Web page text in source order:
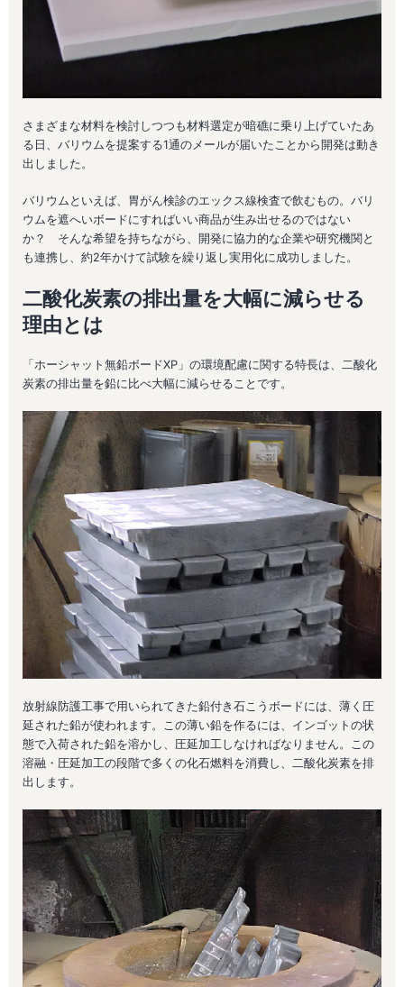
さまざまな材料を検討しつつも材料選定が暗礁に乗り上げていたあ
る日、バリウムを提案する1通のメールが届いたことから開発は動き
出しました。
バリウムといえば、胃がん検診のエックス線検査で飲むもの。バリ
ウムを遮へいボードにすればいい商品が生み出せるのではない
か？ そんな希望を持ちながら、開発に協力的な企業や研究機関と
も連携し、約2年かけて試験を繰り返し実用化に成功しました。
二酸化炭素の排出量を大幅に減らせる
理由とは
「ホーシャット無鉛ボードXP」の環境配慮に関する特長は、二酸化
炭素の排出量を鉛に比べ大幅に減らせることです。
放射線防護工事で用いられてきた鉛付き石こうボードには、薄く圧
延された鉛が使われます。この薄い鉛を作るには、インゴットの状
態で入荷された鉛を溶かし、圧延加工しなければなりません。この
溶融・圧延加工の段階で多くの化石燃料を消費し、二酸化炭素を排
出します。